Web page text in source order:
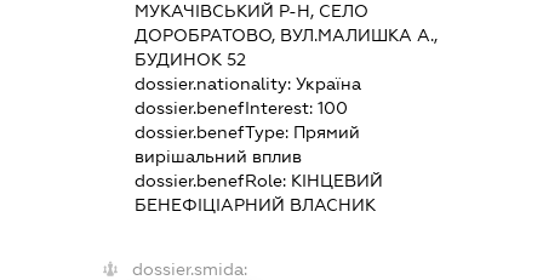
МУКАЧІВСЬКИЙ Р-Н, СЕЛО
ДОРОБРАТОВО, ВУЛ.МАЛИШКА А.,
БУДИНОК 52
dossier.nationality:Україна
dossier.benefInterest:100
dossier.benefType: Прямий
вирішальний вплив
dossier.benefRole: КІНЦЕВИЙ
БЕНЕФІЦІАРНИЙ ВЛАСНИК
dossier.smida: